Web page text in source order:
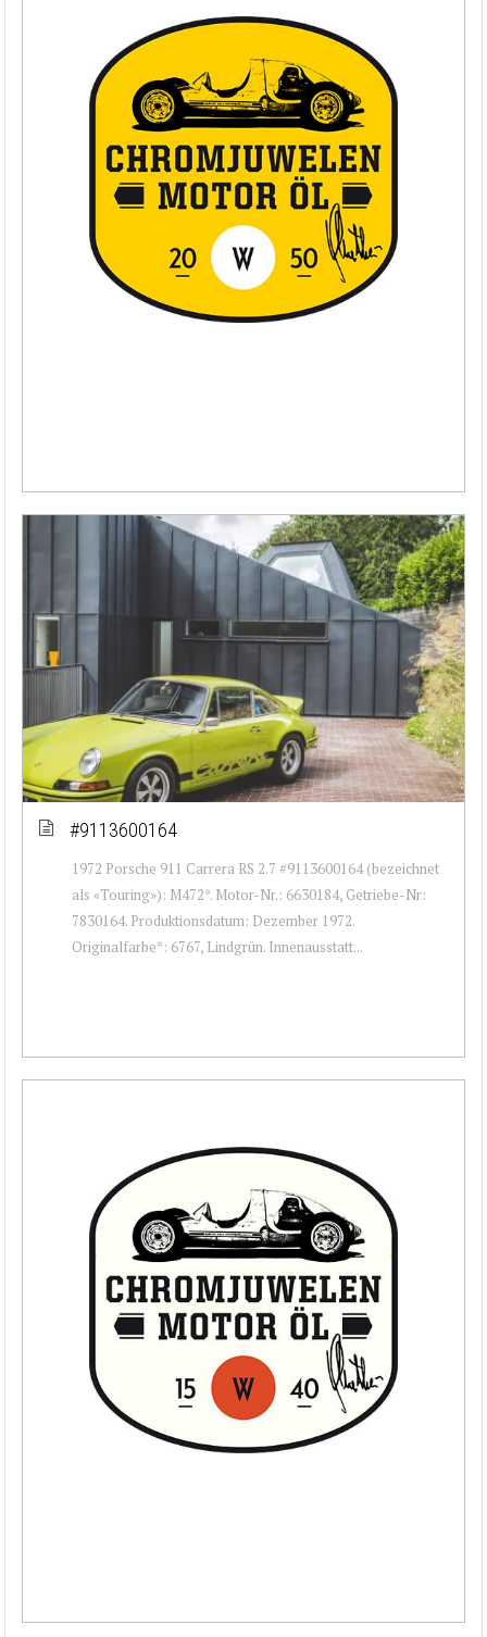
#9113600164
1972 Porsche 911 Carrera RS 2.7 #9113600164 (bezeichnet
als «Touring»): M472*. Motor-Nr.: 6630184, Getriebe-Nr:
7830164. Produktionsdatum: Dezember 1972.
Originalfarbe*: 6767, Lindgrün. Innenausstatt...